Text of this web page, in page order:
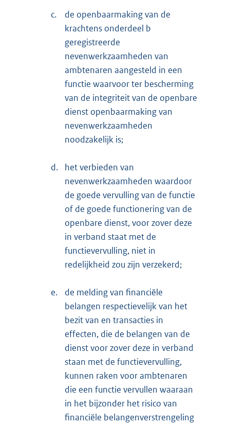
c.
de openbaarmaking van de
krachtens onderdeel b
geregistreerde
nevenwerkzaamheden van
ambtenaren aangesteld in een
functie waarvoor ter bescherming
van de integriteit van de openbare
dienst openbaarmaking van
nevenwerkzaamheden
noodzakelijk is;
d.
het verbieden van
nevenwerkzaamheden waardoor
de goede vervulling van de functie
of de goede functionering van de
openbare dienst, voor zover deze
in verband staat met de
functievervulling, niet in
redelijkheid zou zijn verzekerd;
e.
de melding van financiële
belangen respectievelijk van het
bezit van en transacties in
effecten, die de belangen van de
dienst voor zover deze in verband
staan met de functievervulling,
kunnen raken voor ambtenaren
die een functie vervullen waaraan
in het bijzonder het risico van
financiële belangenverstrengeling